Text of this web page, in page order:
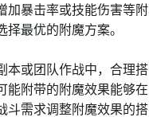
加暴击率或技能伤害等附
最优的附魔方案。
本或团队作战中，合理搭
能附带的附魔效果能够在
斗需求调整附魔效果的搭